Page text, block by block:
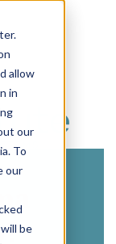
allow
in
our
To
our
be